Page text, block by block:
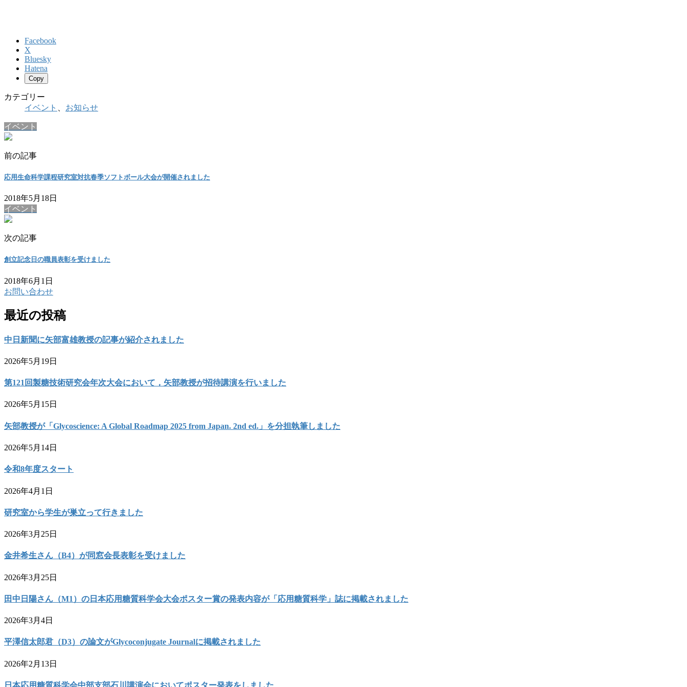
Facebook
X
Bluesky
Hatena
Copy
カテゴリー
イベント
お知らせ
イベント
前の記事
応用生命科学課程研究室対抗春季ソフトボール大会が開催されました
2018年5月18日
イベント
次の記事
創立記念日の職員表彰を受けました
2018年6月1日
お問い合わせ
最近の投稿
中日新聞に矢部富雄教授の記事が紹介されました
2026年5月19日
第121回製糖技術研究会年次大会において，矢部教授が招待講演を行いました
2026年5月15日
矢部教授が「Glycoscience: A Global Roadmap 2025 from Japan. 2nd ed.」を分担執筆しました
2026年5月14日
令和8年度スタート
2026年4月1日
研究室から学生が巣立って行きました
2026年3月25日
金井希生さん（B4）が同窓会長表彰を受けました
2026年3月25日
田中日陽さん（M1）の日本応用糖質科学会大会ポスター賞の発表内容が「応用糖質科学」誌に掲載されました
2026年3月4日
平澤信太郎君（D3）の論文がGlycoconjugate Journalに掲載されました
2026年2月13日
日本応用糖質科学会中部支部石川講演会においてポスター発表をしました